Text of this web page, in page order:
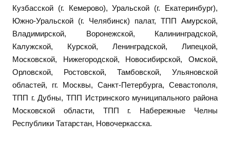
Кузбасской (г. Кемерово), Уральской (г. Екатеринбург),
Южно-Уральской (г. Челябинск) палат, ТПП Амурской,
Владимирской, Воронежской, Калининградской,
Калужской, Курской, Ленинградской, Липецкой,
Московской, Нижегородской, Новосибирской, Омской,
Орловской, Ростовской, Тамбовской, Ульяновской
областей, гг. Москвы, Санкт-Петербурга, Севастополя,
ТПП г. Дубны, ТПП Истринского муниципального района
Московской области, ТПП г. Набережные Челны
Республики Татарстан, Новочеркасска.